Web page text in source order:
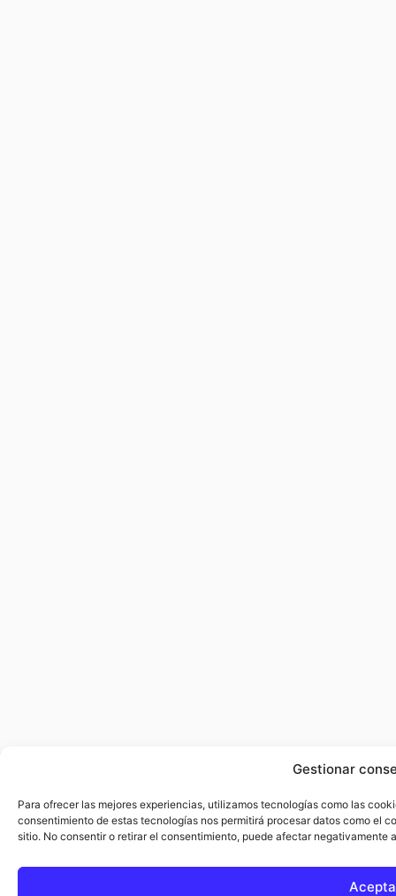
Gestionar
Para ofrecer las mejores experiencias, utilizamos tecnologías como las
consentimiento de estas tecnologías nos permitirá procesar datos como el
sitio. No consentir o retirar el consentimiento, puede afectar negativamente